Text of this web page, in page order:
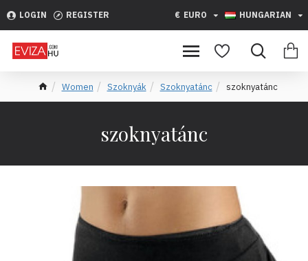
LOGIN REGISTER € EURO HUNGARIAN
Women Szoknyák Szoknyatánc szoknyatánc
szoknyatánc